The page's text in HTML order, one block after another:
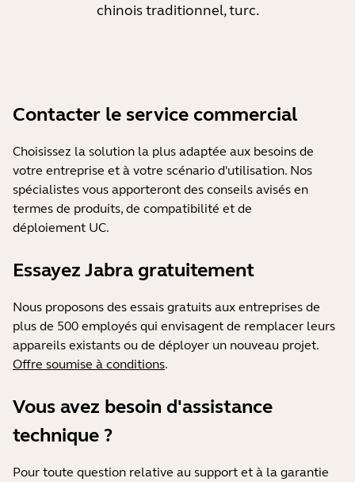
chinois traditionnel, turc.
Contacter le service commercial
Choisissez la solution la plus adaptée aux besoins de
votre entreprise et à votre scénario d'utilisation. Nos
spécialistes vous apporteront des conseils avisés en
termes de produits, de compatibilité et de
déploiement UC.
Essayez Jabra gratuitement
Nous proposons des essais gratuits aux entreprises de
plus de 500 employés qui envisagent de remplacer leurs
appareils existants ou de déployer un nouveau projet.
Offre soumise à conditions.
Vous avez besoin d'assistance
technique ?
Pour toute question relative au support et à la garantie